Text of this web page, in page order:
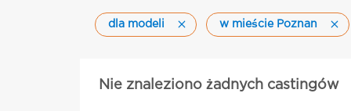
dla modeli w mieście Poznan
Nie znaleziono żadnych castingów